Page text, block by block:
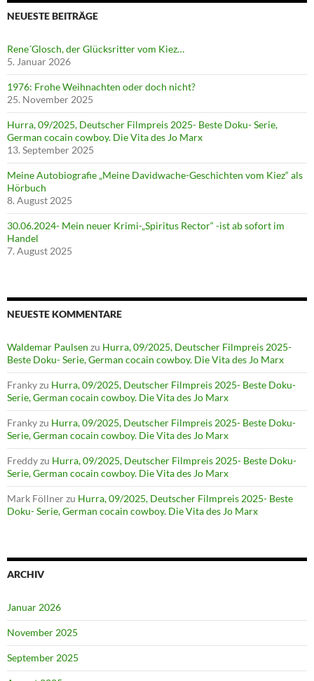
NEUESTE BEITRÄGE
Rene´Glosch, der Glücksritter vom Kiez…
5. Januar 2026
1976: Frohe Weihnachten oder doch nicht?
25. November 2025
Hurra, 09/2025, Deutscher Filmpreis 2025- Beste Doku- Serie,
German cocain cowboy. Die Vita des Jo Marx
13. September 2025
Meine Autobiografie „Meine Davidwache-Geschichten vom Kiez“ als
Hörbuch
8. August 2025
30.06.2024- Mein neuer Krimi-„Spiritus Rector“ -ist ab sofort im
Handel
7. August 2025
NEUESTE KOMMENTARE
Waldemar Paulsen zu Hurra, 09/2025, Deutscher Filmpreis 2025-
Beste Doku- Serie, German cocain cowboy. Die Vita des Jo Marx
Frankyzu Hurra, 09/2025, Deutscher Filmpreis 2025- Beste Doku-
Serie, German cocain cowboy. Die Vita des Jo Marx
Frankyzu Hurra, 09/2025, Deutscher Filmpreis 2025- Beste Doku-
Serie, German cocain cowboy. Die Vita des Jo Marx
Freddyzu Hurra, 09/2025, Deutscher Filmpreis 2025- Beste Doku-
Serie, German cocain cowboy. Die Vita des Jo Marx
Mark Föllnerzu Hurra, 09/2025, Deutscher Filmpreis 2025- Beste
Doku- Serie, German cocain cowboy. Die Vita des Jo Marx
ARCHIV
Januar 2026
November 2025
September 2025